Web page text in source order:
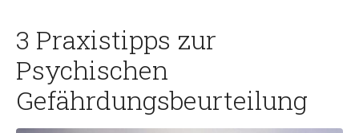
3 Praxistipps zur
Psychischen
Gefährdungsbeurteilung